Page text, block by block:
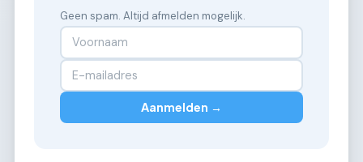
Geen spam. Altijd afmelden mogelijk.
Aanmelden →